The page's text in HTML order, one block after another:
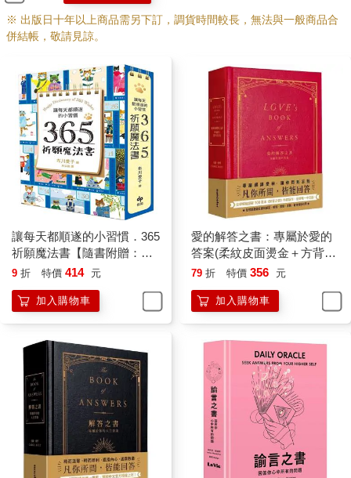
※ 出版日十年以上商品需另下訂，調貨時間較長，無法與一般商品合
併結帳，敬請見諒。
讓每天都順遂的小習慣．365
祈願魔法書【隨書附贈：可
愛貓掌書腰】
9 折 特價 414 元
加入購物車
愛的解答之書：專屬於愛的
答案(柔紋皮面燙金＋方背穿
線精裝)
79 折 特價 356 元
加入購物車